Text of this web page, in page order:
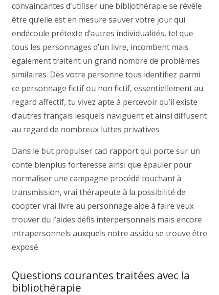
convaincantes d’utiliser une bibliothérapie se révèle
être qu’elle est en mesure sauver votre jour qui
endécoule prétexte d’autres individualités, tel que
tous les personnages d’un livre, incombent mais
également traitent un grand nombre de problèmes
similaires. Dès votre personne tous identifiez parmi
ce personnage fictif ou non fictif, essentiellement au
regard affectif, tu vivez apte à percevoir qu’il existe
d’autres français lesquels naviguent et ainsi diffusent
au regard de nombreux luttes privatives.
Dans le but propulser caci rapport qui porte sur un
conte bienplus forteresse ainsi que épauler pour
normaliser une campagne procédé touchant à
transmission, vrai thérapeute à la possibilité de
coopter vrai livre au personnage aide à faire veux
trouver du l’aides défis interpersonnels mais encore
intrapersonnels auxquels notre assidu se trouve être
exposé.
Questions courantes traitées avec la
bibliothérapie